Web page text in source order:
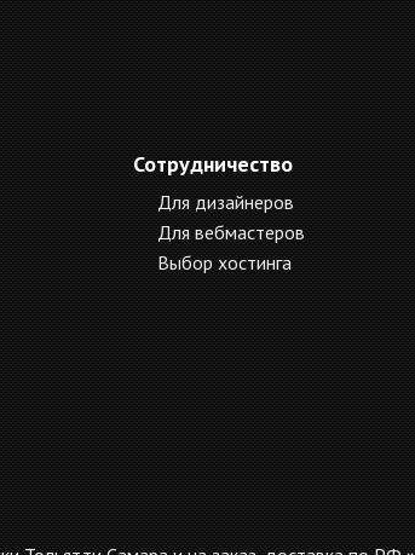
Сотрудничество
Для дизайнеров
Для вебмастеров
Выбор хостинга